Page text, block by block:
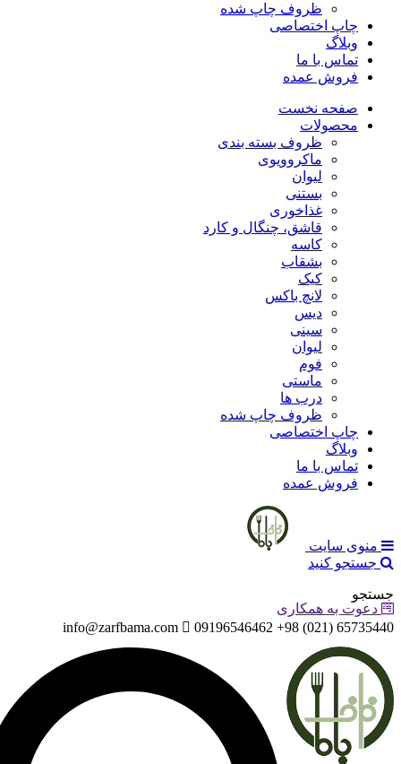
ظروف چاپ شده
چاپ اختصاصی
وبلاگ
تماس با ما
فروش عمده
صفحه نخست
محصولات
ظروف بسته بندی
ماکروویوی
لیوان
بستنی
غذاخوری
قاشق، چنگال و کارد
کاسه
بشقاب
کیک
لانچ باکس
دیس
سینی
لیوان
فوم
ماستی
درب ها
ظروف چاپ شده
چاپ اختصاصی
وبلاگ
تماس با ما
فروش عمده
منوی سایت
جستجو کنید
جستجو
دعوت به همکاری
65735440 (021) 98+ 09196546462
info@zarfbama.com